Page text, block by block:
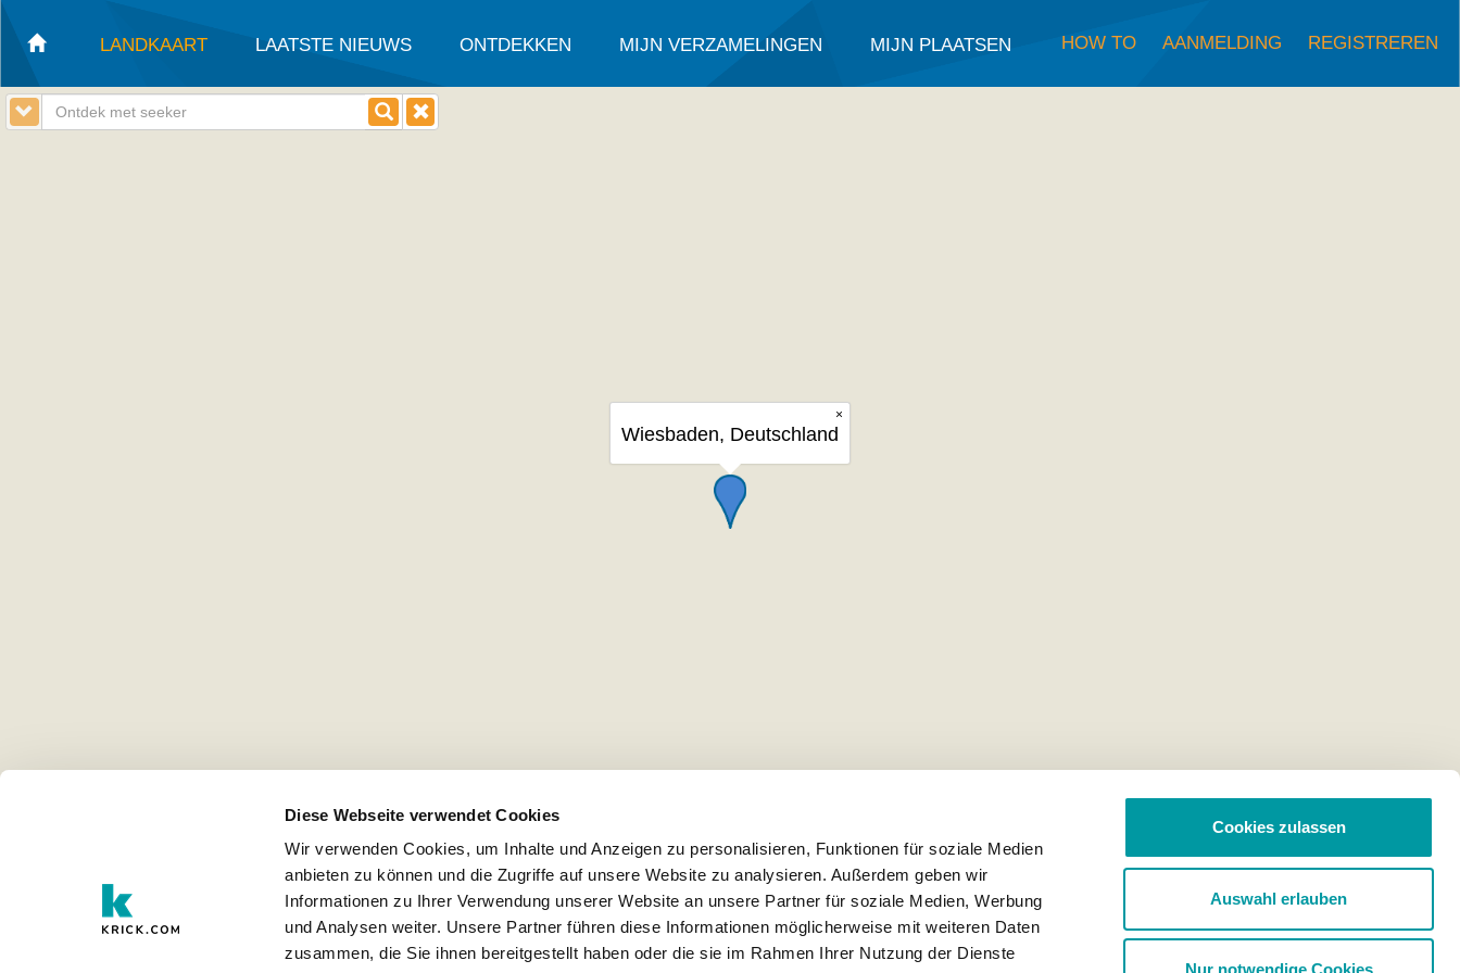
Diese Webseite verwendet Cookies
Wir verwenden Cookies, um Inhalte und Anzeigen zu personalisieren, Funktionen für soziale Medien
anbieten zu können und die Zugriffe auf unsere Website zu analysieren. Außerdem geben wir
Informationen zu Ihrer Verwendung unserer Website an unsere Partner für soziale Medien, Werbung
und Analysen weiter. Unsere Partner führen diese Informationen möglicherweise mit weiteren Daten
zusammen, die Sie ihnen bereitgestellt haben oder die sie im Rahmen Ihrer Nutzung der Dienste
Cookies zulassen
Auswahl erlauben
Nur notwendige Cookies
LANDKAART LAATSTE NIEUWS ONTDEKKEN MIJN VERZAMELINGEN MIJN PLAATSEN HOW TO AANMELDING REGISTREREN
×
Wiesbaden, Deutschland